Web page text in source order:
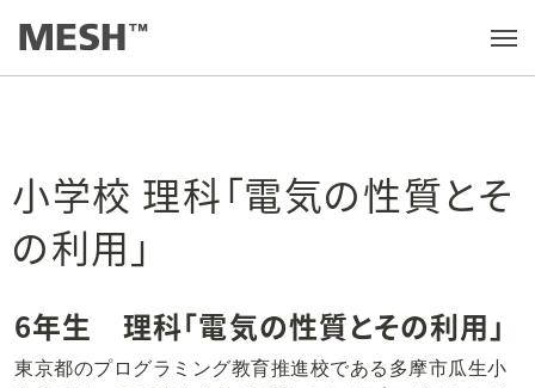
メ
ュ
学びの実践例 /
小学校 理科「電気の性質とそ
の利用」
6年生　理科「電気の性質とその利用」
東京都のプログラミング教育推進校である多摩市瓜生小